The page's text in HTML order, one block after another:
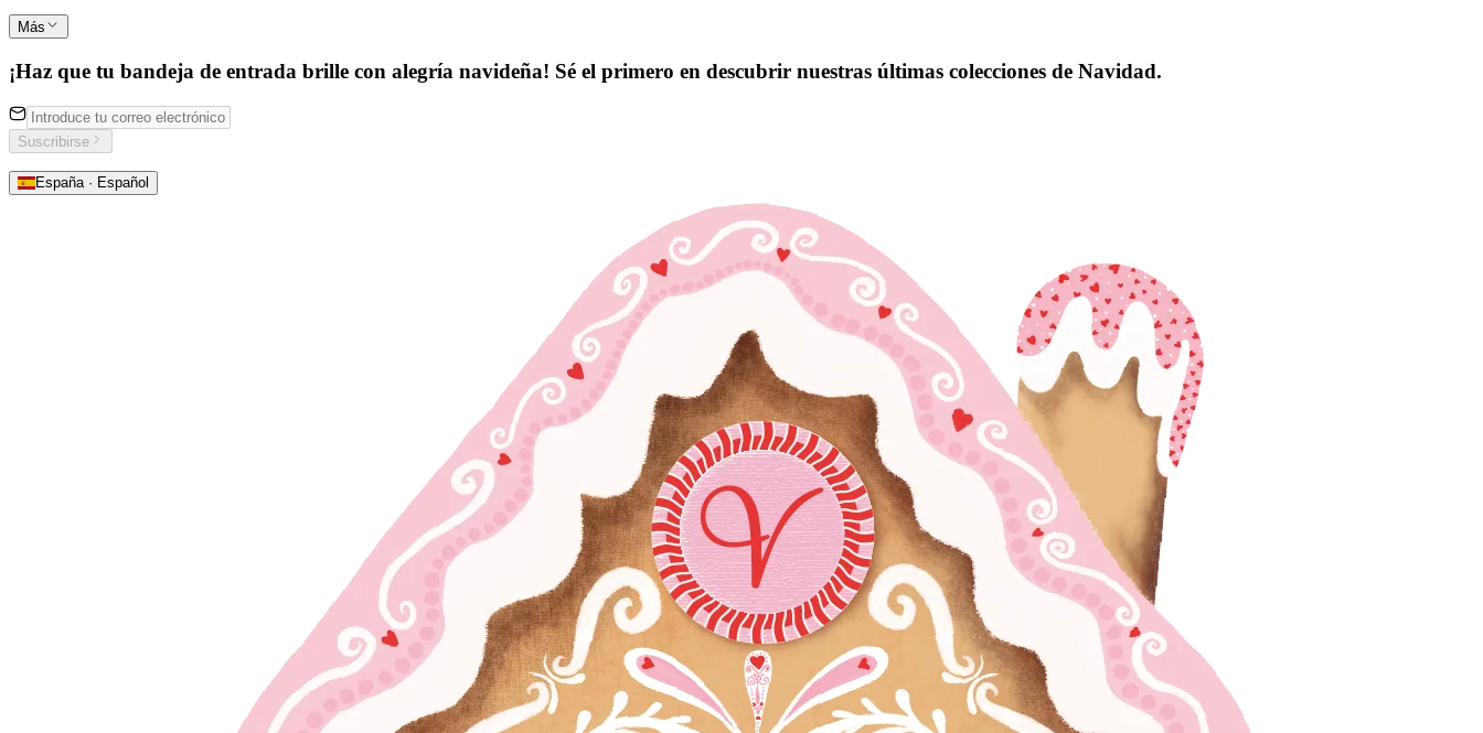
Más
¡Haz que tu bandeja de entrada brille con alegría navideña! Sé el primero en descubrir nuestras últimas colecciones de Navidad.
Suscribirse
España · Español